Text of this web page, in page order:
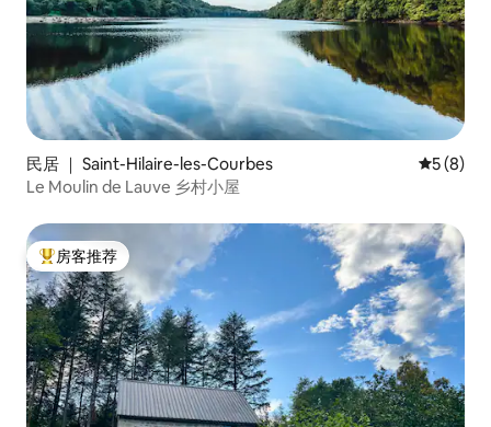
民居 ｜ Saint-Hilaire-les-Courbes 平均评分
5 (8)
Le Moulin de Lauve 乡村小屋
热门「房客推荐」
房客推荐